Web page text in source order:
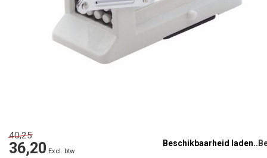
40,25
36,20 Excl. btw
Beschikbaarheid laden..